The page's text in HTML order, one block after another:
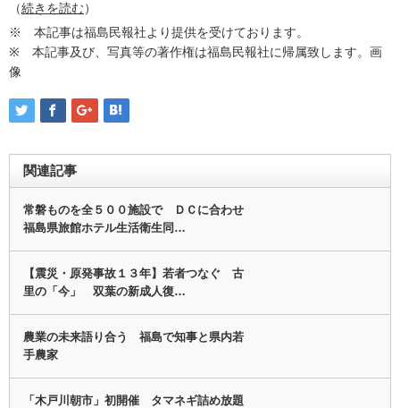
（続きを読む）
※ 本記事は福島民報社より提供を受けております。
※ 本記事及び、写真等の著作権は福島民報社に帰属致します。画
像
関連記事
常磐ものを全５００施設で ＤＣに合わせ
福島県旅館ホテル生活衛生同…
【震災・原発事故１３年】若者つなぐ 古
里の「今」 双葉の新成人復…
農業の未来語り合う 福島で知事と県内若
手農家
「木戸川朝市」初開催 タマネギ詰め放題